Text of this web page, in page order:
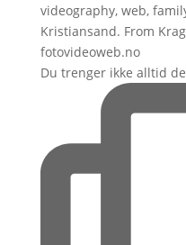
videography, web,
Kristiansand. From
fotovideoweb.no
Du trenger ikke alltid